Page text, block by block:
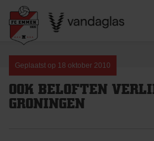
content
Geplaatst op 18 oktober 2010
OOK BELOFTEN
GRONINGEN